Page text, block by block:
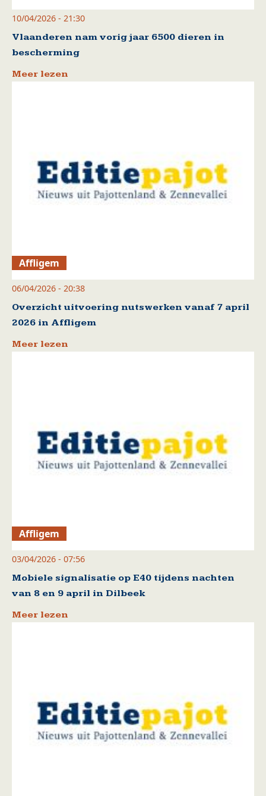
10/04/2026 - 21:30
Vlaanderen nam vorig jaar 6500 dieren in
bescherming
Meer lezen
Affligem
06/04/2026 - 20:38
Overzicht uitvoering nutswerken vanaf 7 april
2026 in Affligem
Meer lezen
Affligem
03/04/2026 - 07:56
Mobiele signalisatie op E40 tijdens nachten
van 8 en 9 april in Dilbeek
Meer lezen